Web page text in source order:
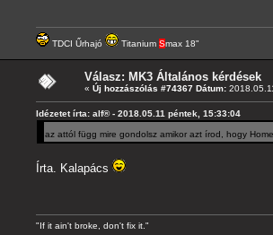
TDCI Űrhajó Titanium Smax 18"
Válasz: MK3 Általános kérdések
« Új hozzászólás #74367 Dátum:
Idézetet írta: alf® - 2018.05.11 péntek, 15:33:04
az attól függ mire gondolsz amikor azt írod, hogy
Írta. Kalapács
"If it ain't broke, don't fix it."